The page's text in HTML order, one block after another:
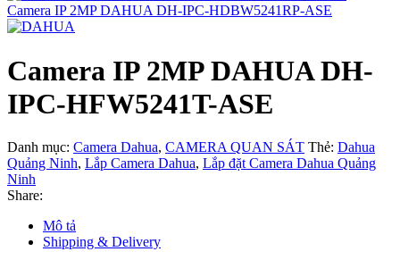
Camera IP 2MP DAHUA DH-IPC-HDBW5241RP-ASE
Camera IP 2MP DAHUA DH-
IPC-HFW5241T-ASE
Danh mục: Camera Dahua, CAMERA QUAN SÁT Thẻ: Dahua
Quảng Ninh, Lắp Camera Dahua, Lắp đặt Camera Dahua Quảng
Ninh
Share:
Mô tả
Shipping & Delivery